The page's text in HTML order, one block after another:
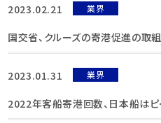
2023.02.21 業界
国交省、クルーズの寄港促進の取
2023.01.31 業界
2022年客船寄港回数、日本船は